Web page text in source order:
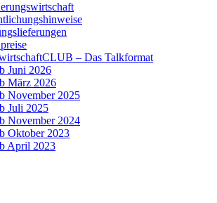
– Das Talkformat
Juni 2026
März 2026
November 2025
Juli 2025
November 2024
Oktober 2023
April 2023